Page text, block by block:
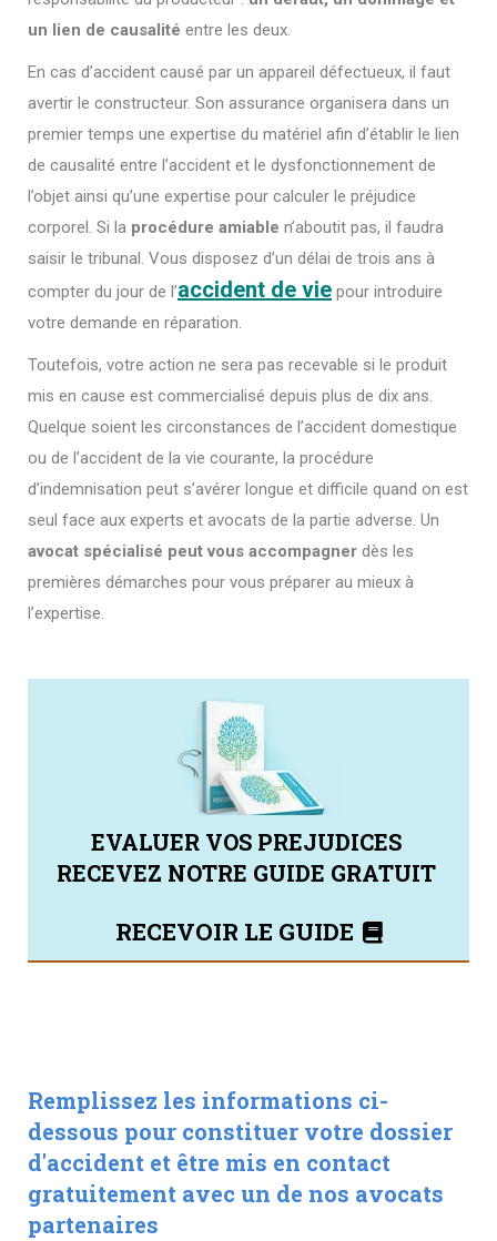
un lien de causalité entre les deux.
En cas d’accident causé par un appareil défectueux, il faut
avertir le constructeur. Son assurance organisera dans un
premier temps une expertise du matériel afin d’établir le lien
de causalité entre l’accident et le dysfonctionnement de
l’objet ainsi qu’une expertise pour calculer le préjudice
corporel. Si la procédure amiable n’aboutit pas, il faudra
saisir le tribunal. Vous disposez d’un délai de trois ans à
compter du jour de l’accident de vie pour introduire
votre demande en réparation.
Toutefois, votre action ne sera pas recevable si le produit
mis en cause est commercialisé depuis plus de dix ans.
Quelque soient les circonstances de l’accident domestique
ou de l’accident de la vie courante, la procédure
d’indemnisation peut s’avérer longue et difficile quand on est
seul face aux experts et avocats de la partie adverse. Un
avocat spécialisé peut vous accompagner dès les
premières démarches pour vous préparer au mieux à
l’expertise.
EVALUER VOS PREJUDICES
RECEVEZ NOTRE GUIDE GRATUIT
RECEVOIR LE GUIDE
Remplissez les informations ci-
dessous pour constituer votre dossier
d'accident et être mis en contact
gratuitement avec un de nos avocats
partenaires